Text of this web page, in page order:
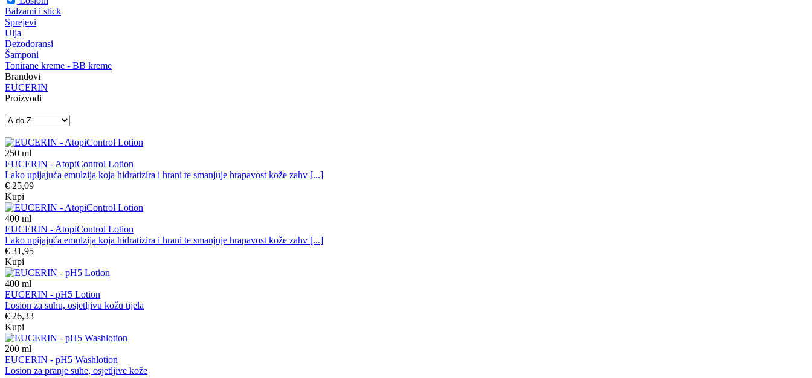
Balzami i stick
Sprejevi
Ulja
Dezodoransi
Šamponi
Tonirane kreme - BB kreme
Brandovi
EUCERIN
Proizvodi
250 ml
EUCERIN - AtopiControl Lotion
Lako upijajuća emulzija koja hidratizira i hrani te smanjuje hrapavost kože zahv [...]
€ 25,09
Kupi
400 ml
EUCERIN - AtopiControl Lotion
Lako upijajuća emulzija koja hidratizira i hrani te smanjuje hrapavost kože zahv [...]
€ 31,95
Kupi
400 ml
EUCERIN - pH5 Lotion
Losion za suhu, osjetljivu kožu tijela
€ 26,33
Kupi
200 ml
EUCERIN - pH5 Washlotion
Losion za pranje suhe, osjetljive kože